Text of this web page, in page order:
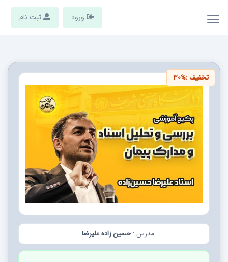
ورود ثبت نام
مدرس :حسین زاده علیرضا
تخفیف :30%